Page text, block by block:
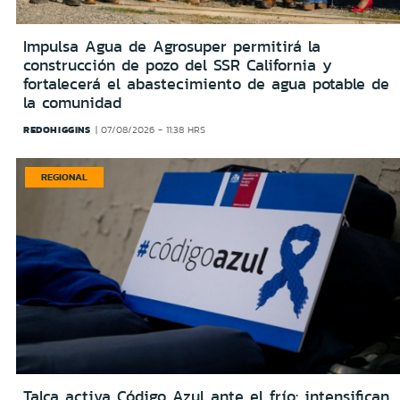
Impulsa Agua de Agrosuper permitirá la
construcción de pozo del SSR California y
fortalecerá el abastecimiento de agua potable de
la comunidad
REDOHIGGINS 07/08/2026 - 11:38 HRS
REGIONAL